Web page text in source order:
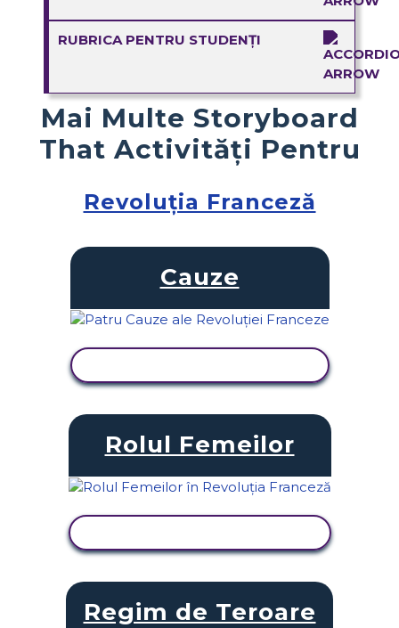
RUBRICA PENTRU STUDENȚI
Mai Multe Storyboard
That Activități Pentru
Revoluția Franceză
Cauze
Rolul Femeilor
Regim de Teroare